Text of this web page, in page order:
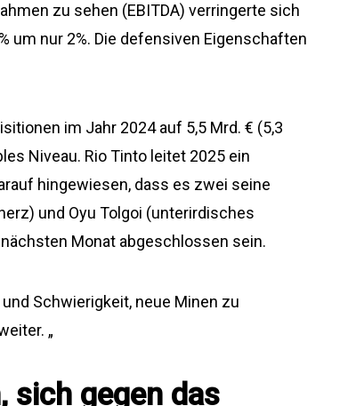
zu sehen (EBITDA) verringerte sich
um nur 2%. Die defensiven Eigenschaften
im Jahr 2024 auf 5,5 Mrd. € (5,3
Niveau. Rio Tinto leitet 2025 ein
hingewiesen, dass es zwei seine
und Oyu Tolgoi (unterirdisches
Monat abgeschlossen sein.
Schwierigkeit, neue Minen zu
„
sich gegen das